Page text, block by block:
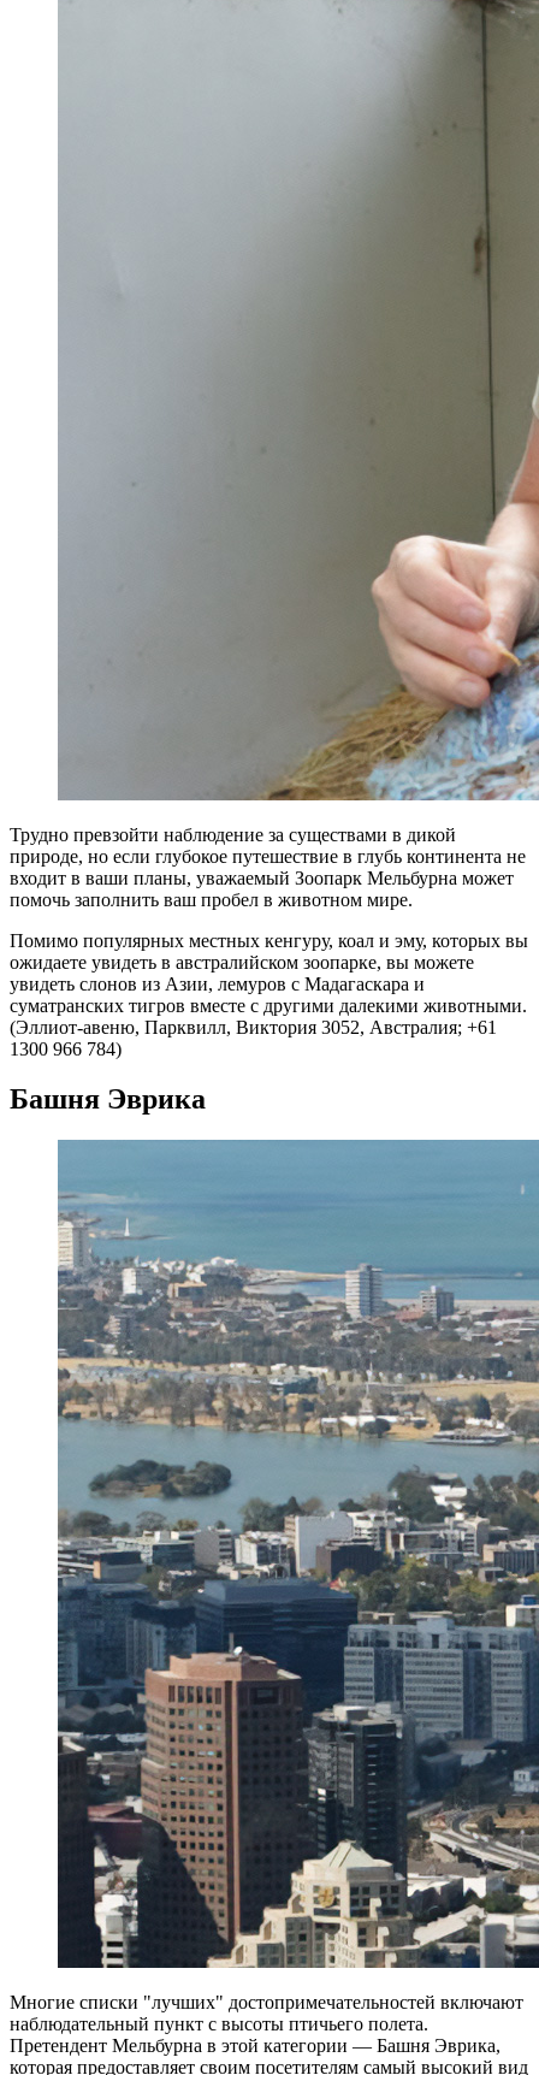
Трудно превзойти наблюдение за существами в дикой
природе, но если глубокое путешествие в глубь континента не
входит в ваши планы, уважаемый Зоопарк Мельбурна может
помочь заполнить ваш пробел в животном мире.
Помимо популярных местных кенгуру, коал и эму, которых вы
ожидаете увидеть в австралийском зоопарке, вы можете
увидеть слонов из Азии, лемуров с Мадагаскара и
суматранских тигров вместе с другими далекими животными.
(Эллиот-авеню, Парквилл, Виктория 3052, Австралия; +61
1300 966 784)
Башня Эврика
Многие списки "лучших" достопримечательностей включают
наблюдательный пункт с высоты птичьего полета.
Претендент Мельбурна в этой категории — Башня Эврика,
которая предоставляет своим посетителям самый высокий вид